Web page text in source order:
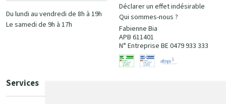
Du lundi au vendredi de 8h à 19h
Le samedi de 9h à 17h
Déclarer un effet indésirable
Qui sommes-nous ?
Fabienne Bia
APB 611401
N° Entreprise BE 0479 933 333
Services